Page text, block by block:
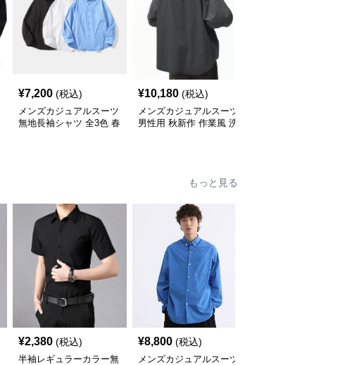
¥7,200 (税込)
メンズカジュアルスーツ
無地長袖シャツ 全3色 春
¥10,180 (税込)
メンズカジュアルスーツ
男性用 秋新作 作業風 洗
もっと見る
¥2,380 (税込)
半袖レギュラーカラー無
¥8,800 (税込)
メンズカジュアルスーツ